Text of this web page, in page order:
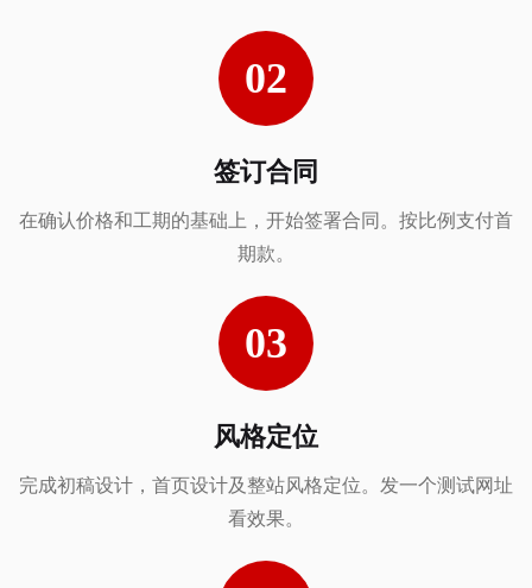
签订合同
在确认价格和工期的基础上，开始签署合同。按比例支付首
期款。
风格定位
完成初稿设计，首页设计及整站风格定位。发一个测试网址
看效果。